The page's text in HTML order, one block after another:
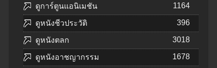
ดูการ์ตูนแอนิเมชัน 1164
ดูหนังชีวประวัติ 396
ดูหนังตลก 3018
ดูหนังอาชญากรรม 1678